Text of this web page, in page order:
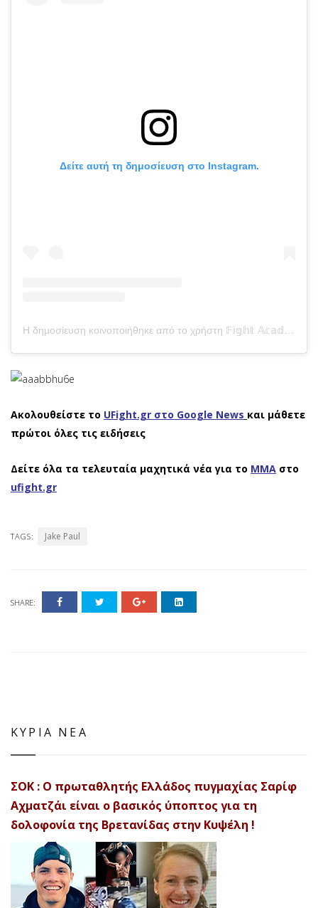
Δείτε αυτή τη δημοσίευση στο Instagram.
Ακολουθείστε το UFight.gr στο Google News και μάθετε
πρώτοι όλες τις ειδήσεις
Δείτε όλα τα τελευταία μαχητικά νέα για το ΜΜΑ στο
ufight.gr
TAGS: Jake Paul
SHARE:
ΚΥΡΙΑ ΝΕΑ
ΣΟΚ : Ο πρωταθλητής Ελλάδος πυγμαχίας Σαρίφ
Αχματζάι είναι ο βασικός ύποπτος για τη
δολοφονία της Βρετανίδας στην Κυψέλη !